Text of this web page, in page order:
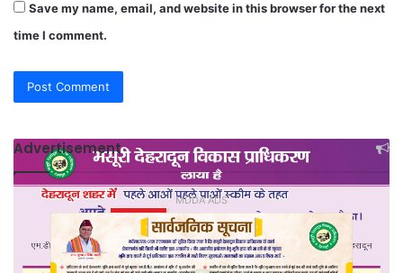
Save my name, email, and website in this browser for the next
time I comment.
Advertisement
MDDA ADS